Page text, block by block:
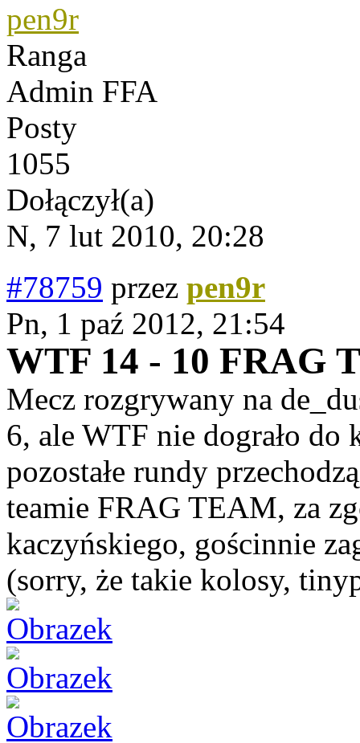
pen9r
Ranga
Admin FFA
Posty
1055
Dołączył(a)
N, 7 lut 2010, 20:28
#78759 przez pen9r
Pn, 1 paź 2012, 21:54
WTF 14 - 10 FRAG
Mecz rozgrywany na
6, ale WTF nie dograło
pozostałe rundy
teamie FRAG TEAM, za
kaczyńskiego, gościnnie
(sorry, że takie kolosy,